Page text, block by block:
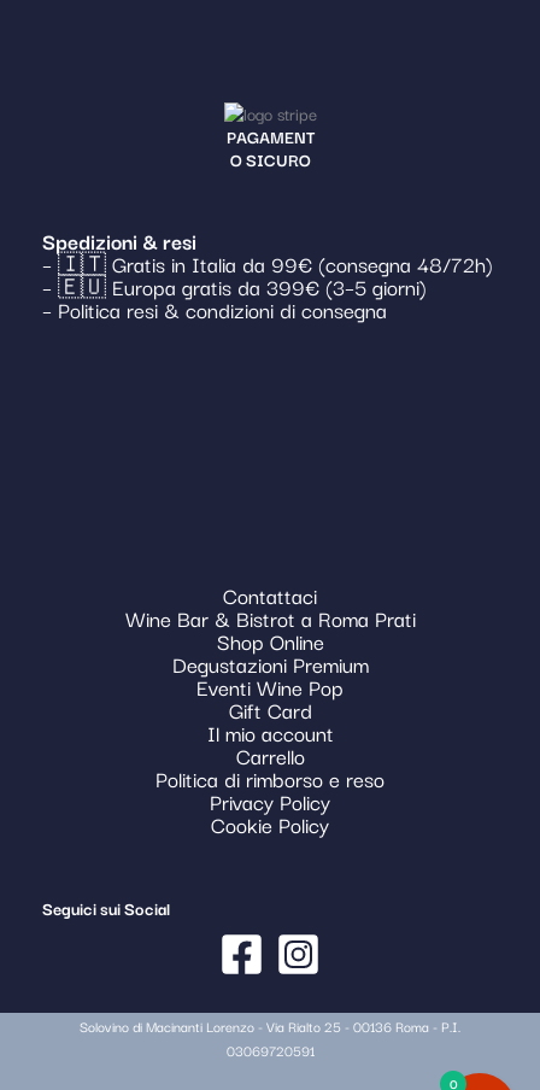
PAGAMENT
O SICURO
Spedizioni & resi
– 🇮🇹 Gratis in Italia da 99€ (consegna 48/72h)
– 🇪🇺 Europa gratis da 399€ (3–5 giorni)
– Politica resi & condizioni di consegna
Contattaci
Wine Bar & Bistrot a Roma Prati
Shop Online
Degustazioni Premium
Eventi Wine Pop
Gift Card
Il mio account
Carrello
Politica di rimborso e reso
Privacy Policy
Cookie Policy
Seguici sui Social
Solovino di Macinanti Lorenzo - Via Rialto 25 - 00136 Roma - P.I.
03069720591
0